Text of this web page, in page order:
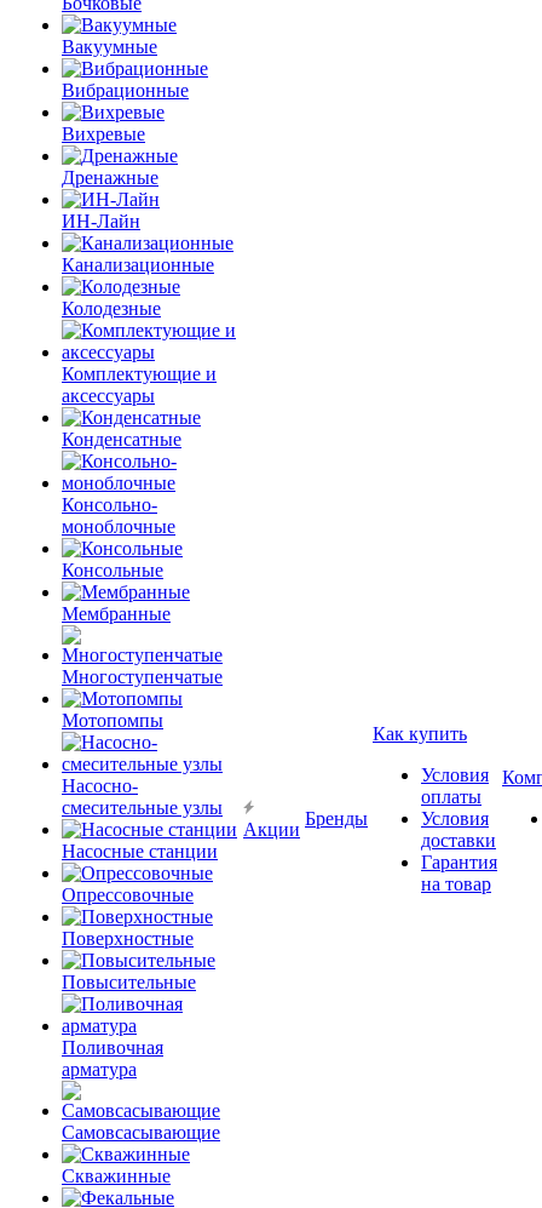
Вакуумные
Вибрационные
Вихревые
Дренажные
ИН-Лайн
Канализационные
Колодезные
Комплектующие и
аксессуары
Конденсатные
Консольно-
моноблочные
Консольные
Мембранные
Многоступенчатые
Мотопомпы
Насосно-
смесительные узлы
Насосные станции
Опрессовочные
Поверхностные
Повысительные
Поливочная
арматура
Самовсасывающие
Скважинные
Акции
Бренды
Как купить
Условия
оплаты
Условия
доставки
Гарантия
на товар